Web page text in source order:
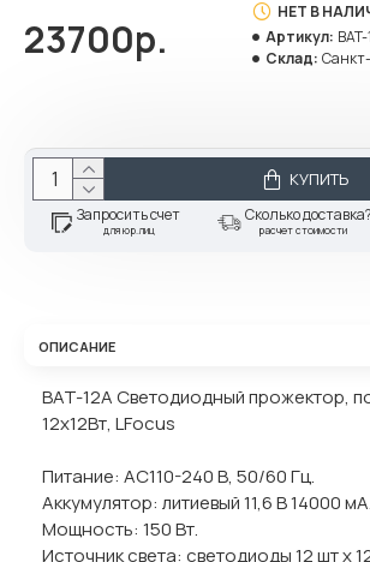
23700р.
НЕТ В
Артикул:
Склад:
КУПИТЬ
Запросить счет
для юр.лиц
Сколько доставка?
расчет стоимости
ОПИСАНИЕ
BAT-12A Светодиодный прожектор,
12х12Вт, LFocus
Питание: AC110-240 В, 50/60 Гц.
Аккумулятор: литиевый 11,6 В 14000 мА.
Мощность: 150 Вт.
Источник света: светодиоды 12 шт х